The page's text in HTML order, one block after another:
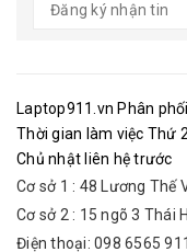
Laptop911.vn Phân
Thời gian làm việc Thứ
Chủ nhật liên hệ trước
Cơ sở 1 : 48 Lương Thế
Cơ sở 2 : 15 ngõ 3 Thái
Điện thoại: 098 6565 911